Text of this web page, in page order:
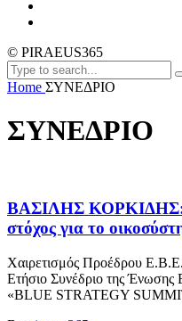
© PIRAEUS365
Home ΣΥΝΕΔΡΙΟ
ΣΥΝΕΔΡΙΟ
ΒΑΣΙΛΗΣ ΚΟΡΚΙΔΗΣ:
στόχος για το
Χαιρετισμός Προέδρου
Ετήσιο Συνέδριο της
«BLUE STRATEGY